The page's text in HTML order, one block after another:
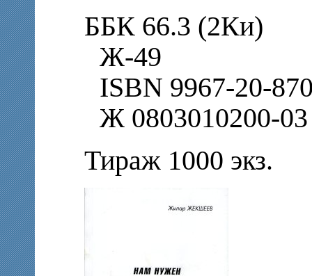
ББК 66.3 (2Ки)
Ж-49
ISВN 9967-20-
Ж 0803010200-03
Тираж 1000 экз.